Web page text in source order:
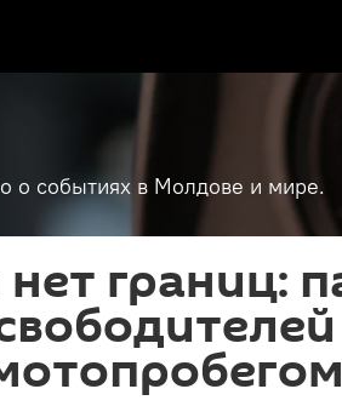
о событиях в Молдове и мире.
границ: